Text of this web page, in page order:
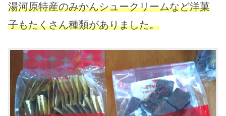
湯河原特産のみかんシュークリームなど洋菓
子もたくさん種類がありました。